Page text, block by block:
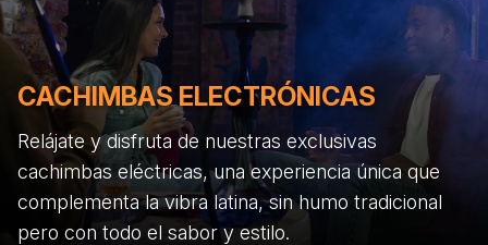
CACHIMBAS ELECTRÓNICAS
Relájate y disfruta de nuestras exclusivas
cachimbas eléctricas, una experiencia única que
complementa la vibra latina, sin humo tradicional
pero con todo el sabor y estilo.